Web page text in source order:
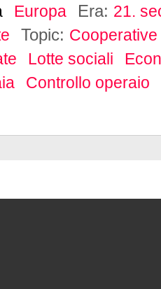
Europa Era: 21.
Topic: Cooperative
Lotte sociali
Controllo operaio